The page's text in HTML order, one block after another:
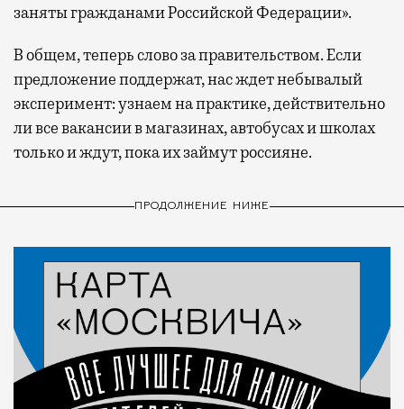
заняты гражданами Российской Федерации».
В общем, теперь слово за правительством. Если
предложение поддержат, нас ждет небывалый
эксперимент: узнаем на практике, действительно
ли все вакансии в магазинах, автобусах и школах
только и ждут, пока их займут россияне.
ПРОДОЛЖЕНИЕ НИЖЕ